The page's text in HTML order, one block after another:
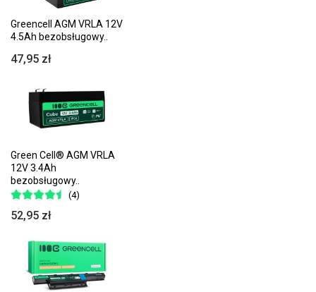
Greencell AGM VRLA 12V
4.5Ah bezobsługowy..
47,95 zł
Green Cell® AGM VRLA
12V 3.4Ah
bezobsługowy..
(4)
52,95 zł